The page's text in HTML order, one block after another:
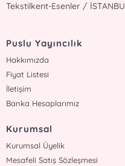
Tekstilkent-Esenler /
Puslu Yayıncılık
Hakkımızda
Fiyat Listesi
İletişim
Banka Hesaplarımız
Kurumsal
Kurumsal Üyelik
Mesafeli Satış Sözleşmesi